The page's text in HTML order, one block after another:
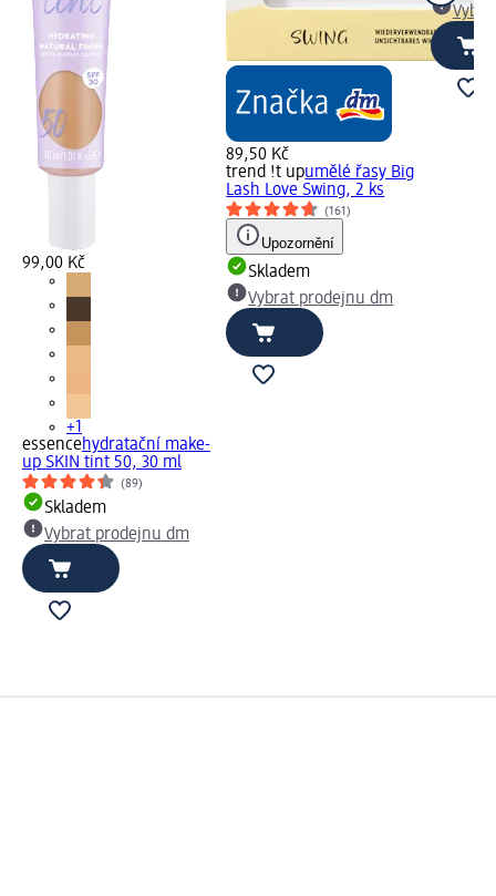
99,00 Kč
+1
essencehydratační make-
up SKIN tint 50, 30 ml
(89)
Skladem
Vybrat prodejnu dm
89,50 Kč
trend !t upumělé řasy Big
Lash Love Swing, 2 ks
(161)
Upozornění
Skladem
Vybrat prodejnu dm